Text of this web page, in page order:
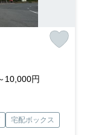
10,000円
宅配ボックス